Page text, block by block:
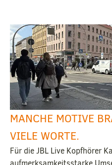
MANCHE MOTIVE
VIELE WORTE.
Für die JBL Live Kopfhörer